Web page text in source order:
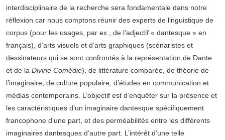
interdisciplinaire de la recherche sera fondamentale dans notre
réflexion car nous comptons réunir des experts de linguistique de
corpus (pour les usages, par ex., de l’adjectif « dantesque » en
français), d’arts visuels et d’arts graphiques (scénaristes et
dessinateurs qui se sont confrontés à la représentation de Dante
et de la Divine Comédie), de littérature comparée, de théorie de
l’imaginaire, de culture populaire, d’études en communication et
médias contemporains. L’objectif est d’enquêter sur la présence et
les caractéristiques d’un imaginaire dantesque spécifiquement
francophone d’une part, et des perméabilités entre les différents
imaginaires dantesques d’autre part. L’intérêt d’une telle